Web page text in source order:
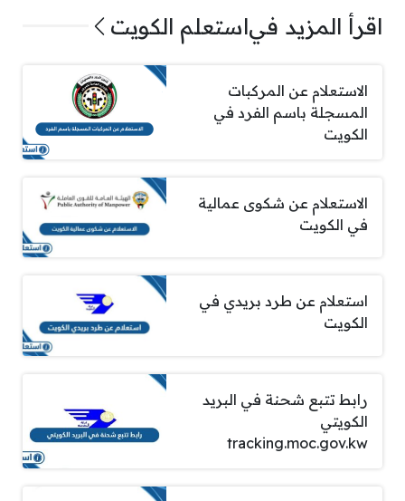
اقرأ المزيد فياستعلم الكويت
الاستعلام عن المركبات
المسجلة باسم الفرد في
الكويت
الاستعلام عن شكوى عمالية
في الكويت
استعلام عن طرد بريدي في
الكويت
رابط تتبع شحنة في البريد
الكويتي
tracking.moc.gov.kw